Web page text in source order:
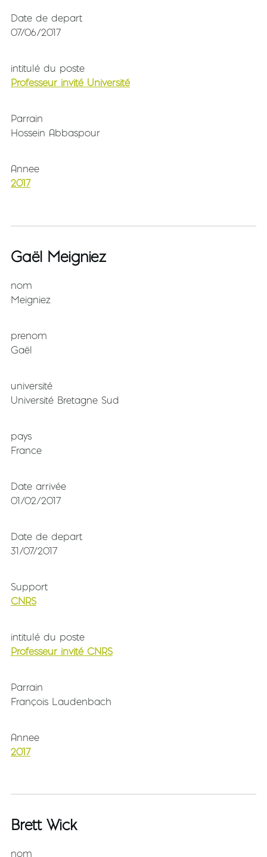
Date de depart
07/06/2017
intitulé du poste
Professeur invité Université
Parrain
Hossein Abbaspour
Annee
2017
Gaël Meigniez
nom
Meigniez
prenom
Gaël
université
Université Bretagne Sud
pays
France
Date arrivée
01/02/2017
Date de depart
31/07/2017
Support
CNRS
intitulé du poste
Professeur invité CNRS
Parrain
François Laudenbach
Annee
2017
Brett Wick
nom